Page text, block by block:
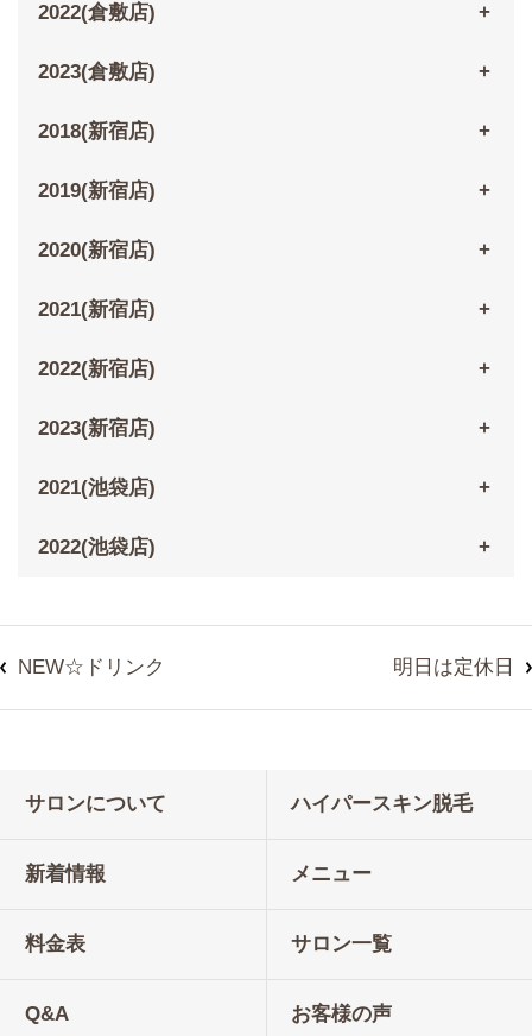
2022(倉敷店)
2023(倉敷店)
2018(新宿店)
2019(新宿店)
2020(新宿店)
2021(新宿店)
2022(新宿店)
2023(新宿店)
2021(池袋店)
2022(池袋店)
NEW☆ドリンク 明日は定休日
サロンについて ハイパースキン脱毛
新着情報 メニュー
料金表 サロン一覧
Q&A お客様の声